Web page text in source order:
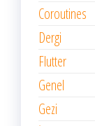
Coroutines
Dergi
Flutter
Genel
Gezi